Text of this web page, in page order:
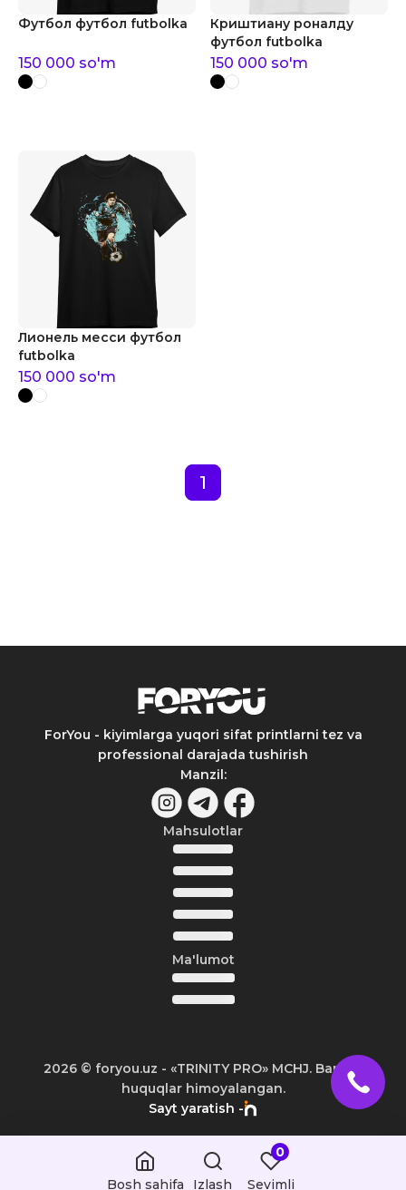
Футбол футбол futbolka
150 000 so'm
Криштиану роналду
футбол futbolka
150 000 so'm
Лионель месси футбол
futbolka
150 000 so'm
1
ForYou - kiyimlarga yuqori sifat printlarni tez va
professional darajada tushirish
Manzil:
Mahsulotlar
Ma'lumot
2026© foryou.uz - «TRINITY PRO» MCHJ. Barcha
huquqlar himoyalangan.
Sayt yaratish -
Bosh sahifa Izlash
0
Sevimli